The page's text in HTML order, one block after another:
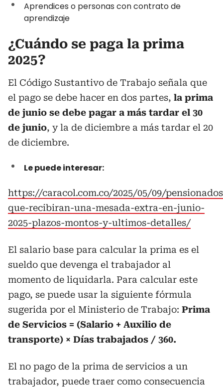
Aprendices o personas con contrato de
aprendizaje
¿Cuándo se paga la prima
2025?
El Código Sustantivo de Trabajo señala que
el pago se debe hacer en dos partes, la prima
de junio se debe pagar a más tardar el 30
de junio, y la de diciembre a más tardar el 20
de diciembre.
Le puede interesar:
https://caracol.com.co/2025/05/09/
que-recibiran-una-mesada-extra-en-junio-
2025-plazos-montos-y-ultimos-detalles/
El salario base para calcular la prima es el
sueldo que devenga el trabajador al
momento de liquidarla. Para calcular este
pago, se puede usar la siguiente fórmula
sugerida por el Ministerio de Trabajo: Prima
de Servicios = (Salario + Auxilio de
transporte) × Días trabajados / 360.
El no pago de la prima de servicios a un
trabajador, puede traer como consecuencia